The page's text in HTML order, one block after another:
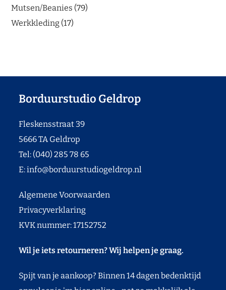
Mutsen/Beanies 79
Werkkleding 17
Borduurstudio Geldrop
Fleskensstraat 39
5666 TA Geldrop
Tel: (040) 285 78 65
E:info@borduurstudiogeldrop.nl
Algemene Voorwaarden
Privacyverklaring
KVK nummer: 17152752
Wil je iets retourneren? Wij helpen je graag.
Spijt van je aankoop? Binnen 14 dagen bedenktijd